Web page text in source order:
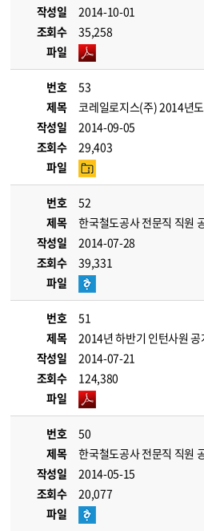
작성일
2014-10-01
조회수
35,258
파일
번호
53
제목
코레일로지스(주) 2014년
작성일
2014-09-05
조회수
29,403
파일
번호
52
제목
한국철도공사 전문직 직원
작성일
2014-07-28
조회수
39,331
파일
번호
51
제목
2014년 하반기 인턴사원 공
작성일
2014-07-21
조회수
124,380
파일
번호
50
제목
한국철도공사 전문직 직원
작성일
2014-05-15
조회수
20,077
파일